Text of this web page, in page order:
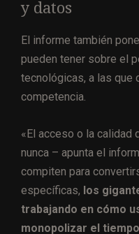
y datos
El informe también
pueden tener sobre el
tecnológicas, a las que
competencia.
«El acceso o la calidad
nunca – apunta el
compiten para
específicas, los
trabajando en cómo
monopolizar el